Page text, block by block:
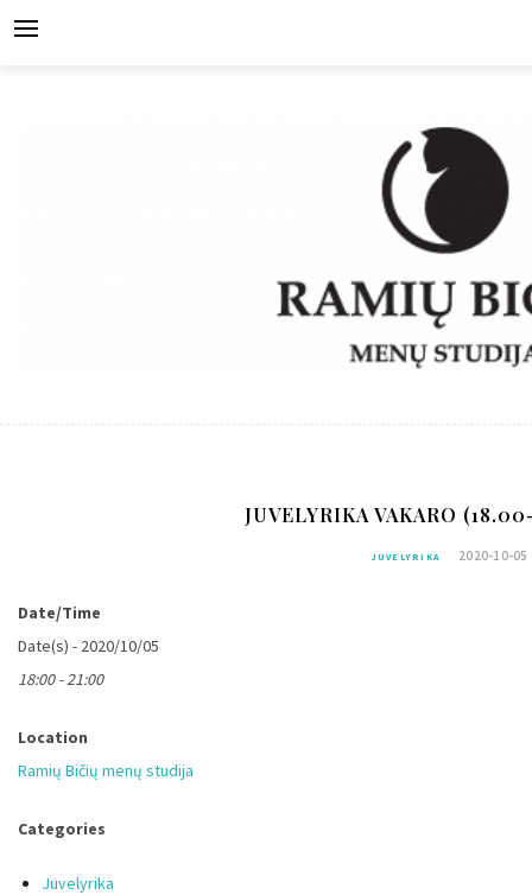
JUVELYRIKA VAKARO
JUVELYRIKA 2020-10-05
Date/Time
Date(s) - 2020/10/05
18:00 - 21:00
Location
Ramių Bičių menų studija
Categories
Juvelyrika